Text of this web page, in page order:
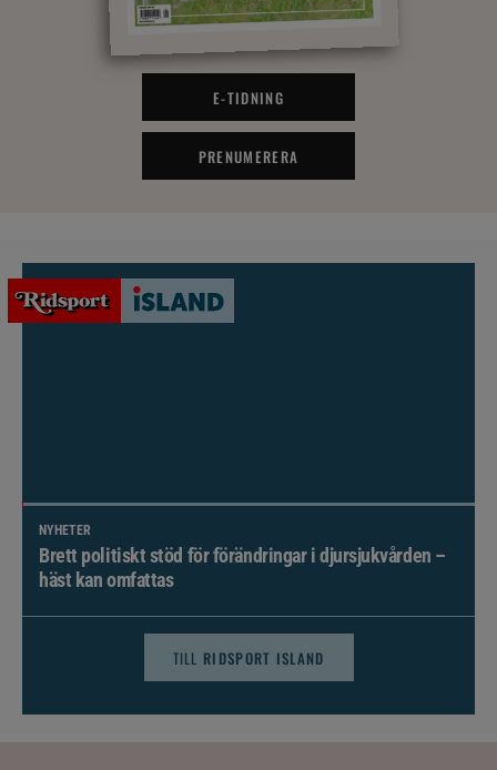
E-TIDNING
PRENUMERERA
NYHETER
Brett politiskt stöd för förändringar i djursjukvården –
häst kan omfattas
TILL RIDSPORT ISLAND